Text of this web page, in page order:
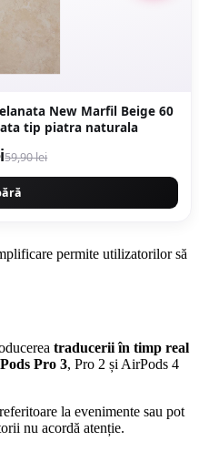
New Marfil Beige 60
x 60 cm lucioasa rectificata tip piatra naturala
59,90 lei
permite utilizatorilor să
traducerii în timp real
Pro 3, Pro 2 și AirPods 4
la evenimente sau pot
nu acordă atenție.